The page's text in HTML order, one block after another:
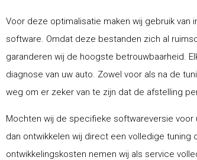
Voor deze optimalisatie maken wij gebruik van
software. Omdat deze bestanden zich al
garanderen wij de hoogste betrouwbaarheid.
diagnose van uw auto. Zowel voor als na de
weg om er zeker van te zijn dat de afstelling
Mochten wij de specifieke softwareversie
dan ontwikkelen wij direct een volledige tuning
ontwikkelingskosten nemen wij als service